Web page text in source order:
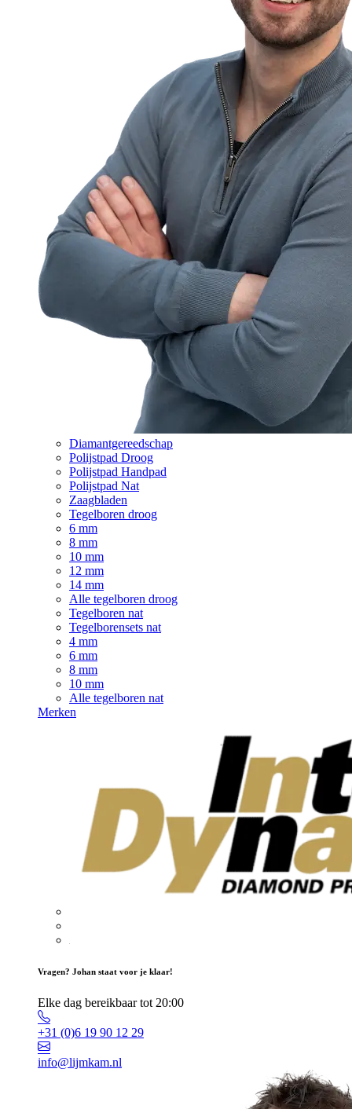
Diamantgereedschap
Polijstpad Droog
Polijstpad Handpad
Polijstpad Nat
Zaagbladen
Tegelboren droog
6 mm
8 mm
10 mm
12 mm
14 mm
Alle tegelboren droog
Tegelboren nat
Tegelborensets nat
4 mm
6 mm
8 mm
10 mm
Alle tegelboren nat
Merken
Vragen? Johan staat voor je klaar!
Elke dag bereikbaar tot 20:00
+31 (0)6 19 90 12 29
info@lijmkam.nl